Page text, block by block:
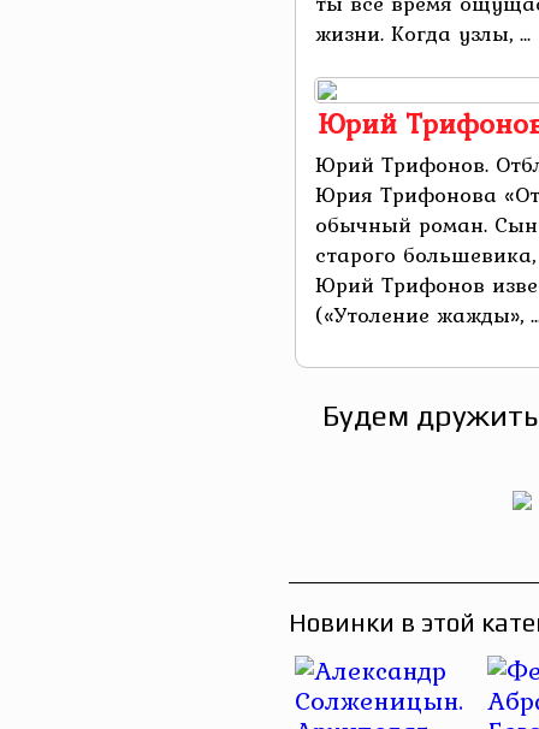
жизни. Когда узлы, ...
Юрий
Юрий Трифонов.
Юрия Трифонова
обычный роман. Сын
старого
Юрий Трифонов
(«Утоление жажды»,
Будем
Новинки в этой